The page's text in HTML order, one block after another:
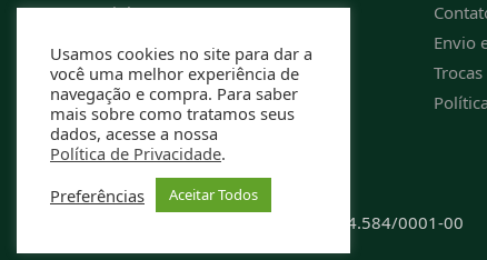
Minha Conta
Meus Pedidos
Política de Privacidade
Cupom de Desconto
Envio
Rafael Caldeira ME | CNPJ: 13.994.584/0001-00
Usamos cookies no site para dar a
você uma melhor experiência de
navegação e compra. Para saber
mais sobre como tratamos seus
dados, acesse a nossa
Política de Privacidade.
Preferências
Aceitar Todos